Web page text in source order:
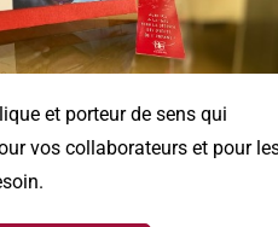
et porteur de sens qui
vos collaborateurs et pour